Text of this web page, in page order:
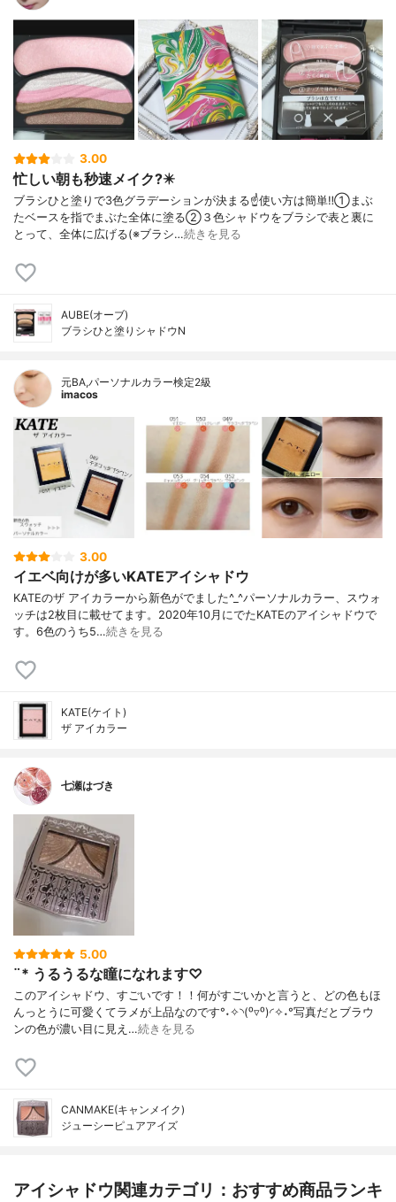
3.00
忙しい朝も秒速メイク?️✴️
ブラシひと塗りで3色グラデーションが決まる☝️使い方は簡単‼️①まぶ
たベースを指でまぶた全体に塗る②３色シャドウをブラシで表と裏に
とって、全体に広げる(※ブラシ…続きを見る
AUBE(オーブ)
ブラシひと塗りシャドウN
元BA,パーソナルカラー検定2級
imacos
3.00
イエベ向けが多いKATEアイシャドウ
KATEのザ アイカラーから新色がでました^_^パーソナルカラー、スウォ
ッチは2枚目に載せてます。2020年10月にでたKATEのアイシャドウで
す。6色のうち5…続きを見る
KATE(ケイト)
ザ アイカラー
七瀬はづき
5.00
¨* うるうるな瞳になれます♡
このアイシャドウ、すごいです！！何がすごいかと言うと、どの色もほ
んっとうに可愛くてラメが上品なのです°˖✧◝(⁰▿⁰)◜✧˖°写真だとブラウ
ンの色が濃い目に見え…続きを見る
CANMAKE(キャンメイク)
ジューシーピュアアイズ
アイシャドウ関連カテゴリ：おすすめ商品ランキ